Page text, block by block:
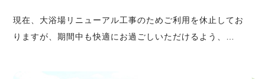
現在、大浴場リニューアル工事のためご利用を休止してお
りますが、期間中も快適にお過ごしいただけるよう、…